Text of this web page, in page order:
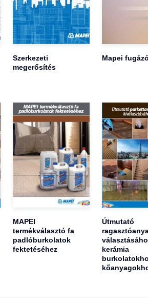
Szerkezeti
megerősítés
Mapei
MAPEI
termékválasztó fa
padlóburkolatok
fektetéséhez
Útmutató
kerámia